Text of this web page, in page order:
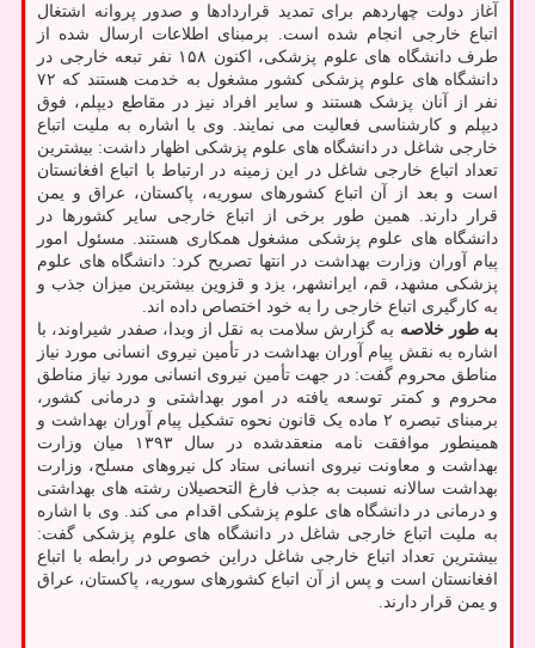
آغاز دولت چهاردهم برای تمدید قراردادها و صدور پروانه اشتغال
اتباع خارجی انجام شده است. برمبنای اطلاعات ارسال شده از
طرف دانشگاه های علوم پزشکی، اکنون ۱۵۸ نفر تبعه خارجی در
دانشگاه های علوم پزشکی کشور مشغول به خدمت هستند که ۷۲
نفر از آنان پزشک هستند و سایر افراد نیز در مقاطع دیپلم، فوق
دیپلم و کارشناسی فعالیت می نمایند. وی با اشاره به ملیت اتباع
خارجی شاغل در دانشگاه های علوم پزشکی اظهار داشت: بیشترین
تعداد اتباع خارجی شاغل در این زمینه در ارتباط با اتباع افغانستان
است و بعد از آن اتباع کشورهای سوریه، پاکستان، عراق و یمن
قرار دارند. همین طور برخی از اتباع خارجی سایر کشورها در
دانشگاه های علوم پزشکی مشغول همکاری هستند. مسئول امور
پیام آوران وزارت بهداشت در انتها تصریح کرد: دانشگاه های علوم
پزشکی مشهد، قم، ایرانشهر، یزد و قزوین بیشترین میزان جذب و
به کارگیری اتباع خارجی را به خود اختصاص داده اند.
به طور خلاصه به گزارش سلامت به نقل از وبدا، صفدر شیراوند، با
اشاره به نقش پیام آوران بهداشت در تأمین نیروی انسانی مورد نیاز
مناطق محروم گفت: در جهت تأمین نیروی انسانی مورد نیاز مناطق
محروم و کمتر توسعه یافته در امور بهداشتی و درمانی کشور،
برمبنای تبصره ۲ ماده یک قانون نحوه تشکیل پیام آوران بهداشت و
همینطور موافقت نامه منعقدشده در سال ۱۳۹۳ میان وزارت
بهداشت و معاونت نیروی انسانی ستاد کل نیروهای مسلح، وزارت
بهداشت سالانه نسبت به جذب فارغ التحصیلان رشته های بهداشتی
و درمانی در دانشگاه های علوم پزشکی اقدام می کند. وی با اشاره
به ملیت اتباع خارجی شاغل در دانشگاه های علوم پزشکی گفت:
بیشترین تعداد اتباع خارجی شاغل دراین خصوص در رابطه با اتباع
افغانستان است و پس از آن اتباع کشورهای سوریه، پاکستان، عراق
و یمن قرار دارند.